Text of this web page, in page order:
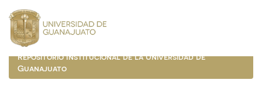
navigation
Repositorio Institucional de la Universidad de
Guanajuato